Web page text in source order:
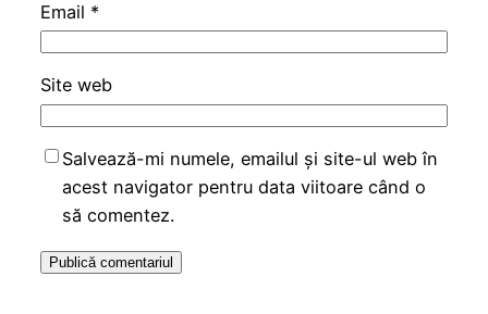
Email *
Site web
Salvează-mi numele, emailul și site-ul web în
acest navigator pentru data viitoare când o
să comentez.